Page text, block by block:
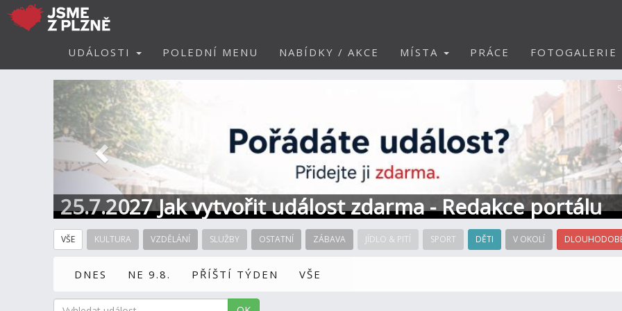
UDÁLOSTI POLEDNÍ MENU NABÍDKY / AKCE MÍSTA PRÁCE FOTOGALERIE
25.7.2027 Jak vytvořit událost zdarma - Redakce portálu
Předchozí
VŠE KULTURA VZDĚLÁNÍ SLUŽBY OSTATNÍ ZÁBAVA JÍDLO & PITÍ SPORT DĚTI V OKOLÍ
DNES NE 9.8. PŘÍŠTÍ TÝDEN VŠE